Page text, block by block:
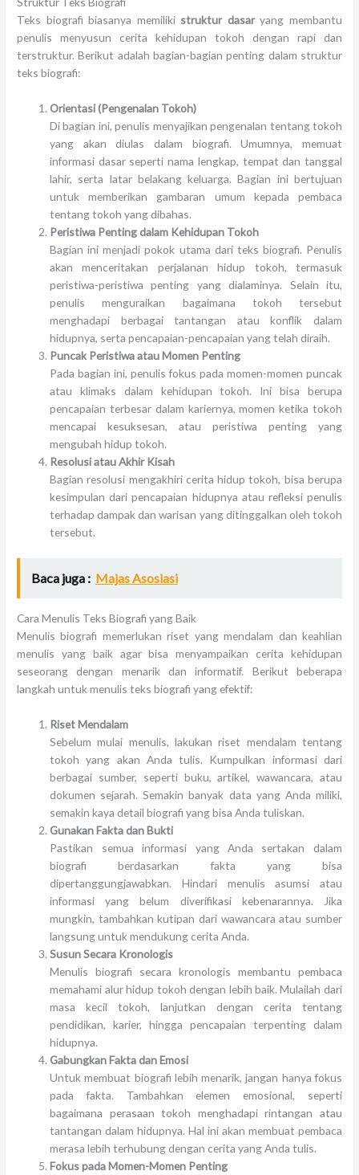
Teks biografi biasanya memiliki struktur dasaryang membantu
penulis menyusun cerita kehidupan tokoh dengan rapi dan
terstruktur. Berikut adalah bagian-bagian penting dalam struktur
teks biografi:
Orientasi (Pengenalan Tokoh)
Di bagian ini, penulis menyajikan pengenalan tentang tokoh
yang akan diulas dalam biografi. Umumnya, memuat
informasi dasar seperti nama lengkap, tempat dan tanggal
lahir, serta latar belakang keluarga. Bagian ini bertujuan
untuk memberikan gambaran umum kepada pembaca
tentang tokoh yang dibahas.
Peristiwa Penting dalam Kehidupan Tokoh
Bagian ini menjadi pokok utama dari teks biografi. Penulis
akan menceritakan perjalanan hidup tokoh, termasuk
peristiwa-peristiwa penting yang dialaminya. Selain itu,
penulis menguraikan bagaimana tokoh tersebut
menghadapi berbagai tantangan atau konflik dalam
hidupnya, serta pencapaian-pencapaian yang telah diraih.
Puncak Peristiwa atau Momen Penting
Pada bagian ini, penulis fokus pada momen-momen puncak
atau klimaks dalam kehidupan tokoh. Ini bisa berupa
pencapaian terbesar dalam kariernya, momen ketika tokoh
mencapai kesuksesan, atau peristiwa penting yang
mengubah hidup tokoh.
Resolusi atau Akhir Kisah
Bagian resolusi mengakhiri cerita hidup tokoh, bisa berupa
kesimpulan dari pencapaian hidupnya atau refleksi penulis
terhadap dampak dan warisan yang ditinggalkan oleh tokoh
tersebut.
Baca juga : Majas Asosiasi
Cara Menulis Teks Biografi yang Baik
Menulis biografi memerlukan riset yang mendalam dan keahlian
menulis yang baik agar bisa menyampaikan cerita kehidupan
seseorang dengan menarik dan informatif. Berikut beberapa
langkah untuk menulis teks biografi yang efektif:
Riset Mendalam
Sebelum mulai menulis, lakukan riset mendalam tentang
tokoh yang akan Anda tulis. Kumpulkan informasi dari
berbagai sumber, seperti buku, artikel, wawancara, atau
dokumen sejarah. Semakin banyak data yang Anda miliki,
semakin kaya detail biografi yang bisa Anda tuliskan.
Gunakan Fakta dan Bukti
Pastikan semua informasi yang Anda sertakan dalam
biografi berdasarkan fakta yang bisa
dipertanggungjawabkan. Hindari menulis asumsi atau
informasi yang belum diverifikasi kebenarannya. Jika
mungkin, tambahkan kutipan dari wawancara atau sumber
langsung untuk mendukung cerita Anda.
Susun Secara Kronologis
Menulis biografi secara kronologis membantu pembaca
memahami alur hidup tokoh dengan lebih baik. Mulailah dari
masa kecil tokoh, lanjutkan dengan cerita tentang
pendidikan, karier, hingga pencapaian terpenting dalam
hidupnya.
Gabungkan Fakta dan Emosi
Untuk membuat biografi lebih menarik, jangan hanya fokus
pada fakta. Tambahkan elemen emosional, seperti
bagaimana perasaan tokoh menghadapi rintangan atau
tantangan dalam hidupnya. Hal ini akan membuat pembaca
merasa lebih terhubung dengan cerita yang Anda tulis.
Fokus pada Momen-Momen Penting